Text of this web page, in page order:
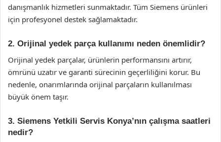
danışmanlık hizmetleri sunmaktadır. Tüm Siemens ürünleri
için profesyonel destek sağlamaktadır.
2. Orijinal yedek parça kullanımı neden önemlidir?
Orijinal yedek parçalar, ürünlerin performansını artırır,
ömrünü uzatır ve garanti sürecinin geçerliliğini korur. Bu
nedenle, onarımlarında orijinal parçaların kullanılması
büyük önem taşır.
3. Siemens Yetkili Servis Konya’nın çalışma saatleri
nedir?